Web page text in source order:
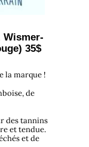
Wismer-
35$
la marque !
de
des tannins
et tendue.
et de